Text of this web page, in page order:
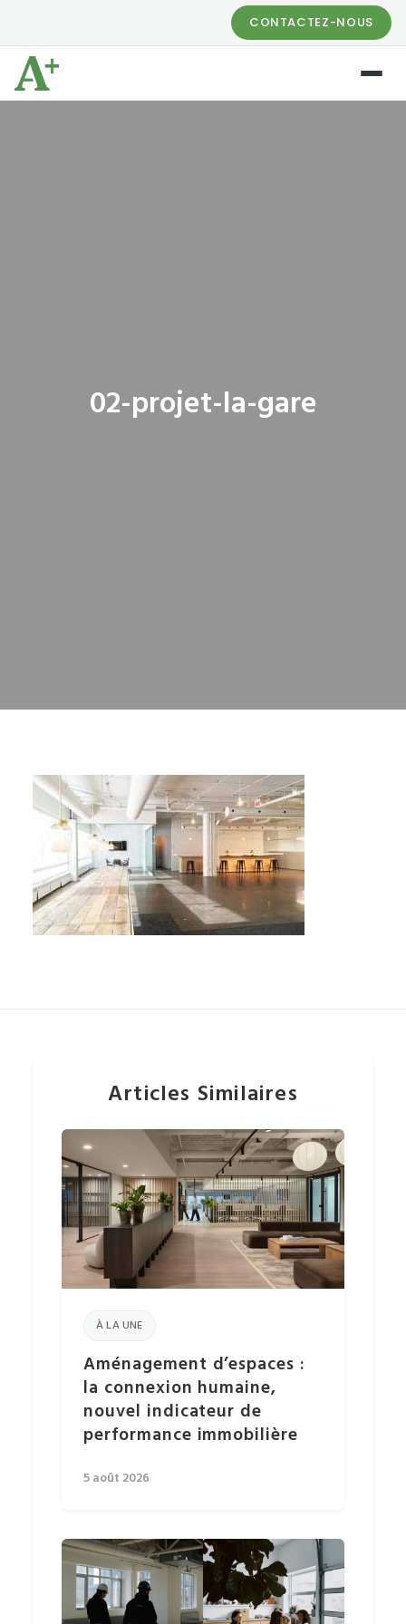
CONTACTEZ-NOUS
02-projet-la-gare
Articles Similaires
À LA UNE
Aménagement d’espaces :
la connexion humaine,
nouvel indicateur de
performance immobilière
5 août 2026